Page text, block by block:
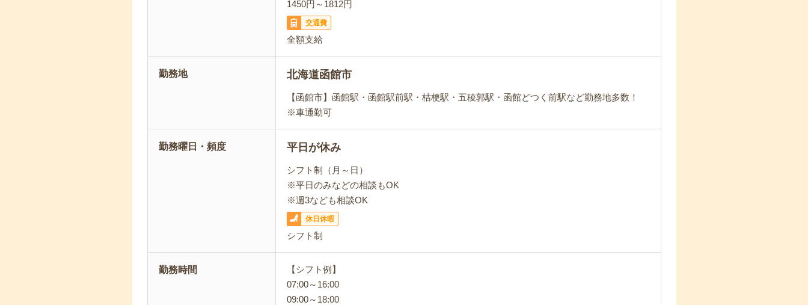
1450円～1812円
交通費
全額支給
勤務地 北海道函館市
【函館市】函館駅・函館駅前駅・桔梗駅・五稜郭駅・函館どつく前駅など勤務地多数！
※車通勤可
勤務曜日・頻度 平日が休み
シフト制（月～日）
※平日のみなどの相談もOK
※週3なども相談OK
休日休暇
シフト制
勤務時間
【シフト例】
07:00～16:00
09:00～18:00